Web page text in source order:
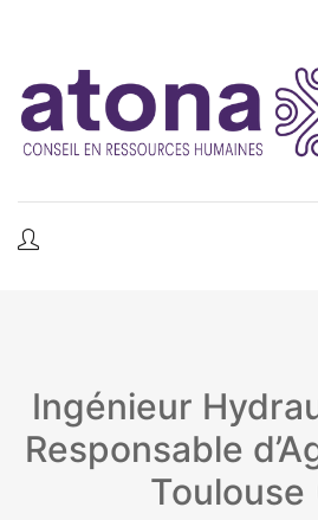
Ingénieur
Responsable
Toulouse